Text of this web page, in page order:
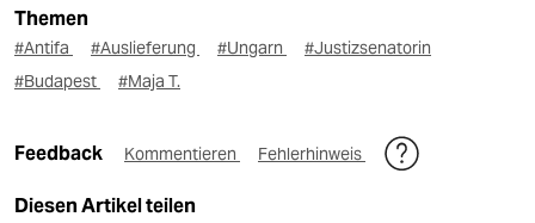
Themen
#Antifa #Auslieferung #Ungarn
#Justizsenatorin
#Budapest
#Maja T.
Feedback Kommentieren Fehlerhinweis
Diesen Artikel teilen